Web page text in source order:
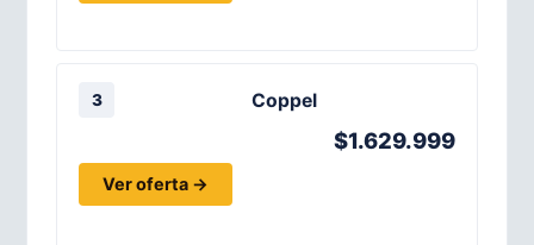
3 Coppel
$1.629.999
Ver oferta →